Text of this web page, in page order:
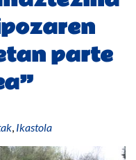
parte
, Ikastola